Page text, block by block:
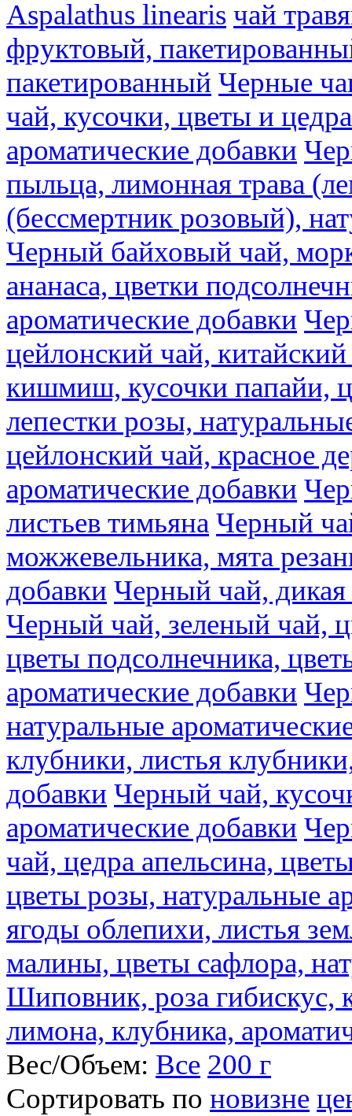
Aspalathus linearis чай
фруктовый,
пакетированный Черные
чай, кусочки, цветы и
ароматические добавки
пыльца, лимонная трава
(бессмертник розовый),
Черный байховый чай,
ананаса, цветки
ароматические добавки
цейлонский чай,
кишмиш, кусочки папайи,
лепестки розы,
цейлонский чай, красное
ароматические добавки
листьев тимьяна Черный
можжевельника, мята
добавки Черный чай,
Черный чай, зеленый чай,
цветы подсолнечника,
ароматические добавки
натуральные
клубники, листья
добавки Черный чай,
ароматические добавки
чай, цедра апельсина,
цветы розы, натуральные
ягоды облепихи, листья
малины, цветы сафлора,
Шиповник, роза гибискус,
лимона, клубника,
Вес/Объем: Все 200 г
Сортировать по новизне